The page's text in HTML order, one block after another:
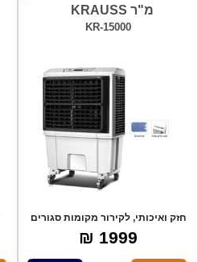
מ"ר KRAUSS
KR-15000
חזק ואיכותי, לקירור מקומות סגורים
או פתו
1999 ₪